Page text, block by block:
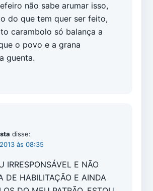
não sabe arumar isso,
do que tem quer ser feito,
carambolo só balança a
o povo e a grana
guenta.
disse:
às 08:35
IRRESPONSÁVEL E NÃO
DE HABILITAÇÃO E AINDA